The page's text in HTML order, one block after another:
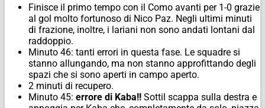
Finisce il primo tempo con il Como avanti per 1-0 grazie
al gol molto fortunoso di Nico Paz. Negli ultimi minuti
di frazione, inoltre, i lariani non sono andati lontani dal
raddoppio.
Minuto 46: tanti errori in questa fase. Le squadre si
stanno allungando, ma non stanno approfittando degli
spazi che si sono aperti in campo aperto.
2 minuti di recupero.
Minuto 45: errore di Kaba!! Sottil scappa sulla destra e